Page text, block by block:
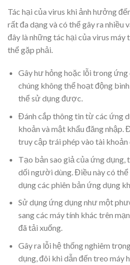
Tác hại của virus khi ảnh hưởng
rất đa dạng và có thể gây ra nhiều
đây là những tác hại của virus máy
thể gặp phải.
Gây hư hỏng hoặc lỗi trong
chúng không thể hoạt động
thể sử dụng được.
Đánh cắp thông tin từ các ứng
khoản và mật khẩu đăng nhập.
truy cập trái phép vào tài khoản
Tạo bản sao giả của ứng
dối người dùng. Điều này có
dụng các phiên bản ứng dụng
Sử dụng ứng dụng như một
sang các máy tính khác trên
đã tải xuống.
Gây ra lỗi hệ thống nghiêm
dụng, đôi khi dẫn đến treo máy